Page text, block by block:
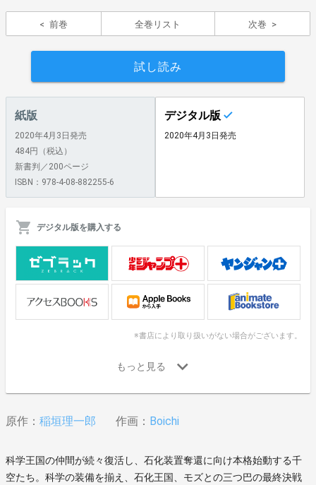
前巻 全巻リスト 次巻
試し読み
紙版
2020年4月3日発売
484円（税込）
新書判／200ページ
ISBN：978-4-08-882255-6
デジタル版
2020年4月3日発売
デジタル版を購入する
※書店により取り扱いがない場合がございます。
原作： 稲垣理一郎 作画： Boichi
科学王国の仲間が続々復活し、石化装置奪還に向け本格始動する千
空たち。科学の装備を揃え、石化王国、モズとの三つ巴の最終決戦